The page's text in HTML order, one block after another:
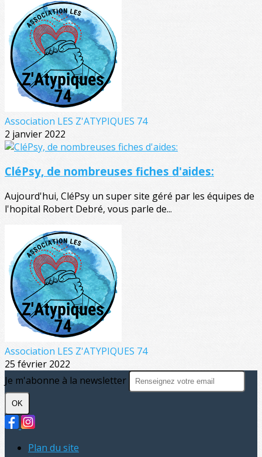
Association LES Z'ATYPIQUES 74
2 janvier 2022
CléPsy, de nombreuses fiches d'aides:
Aujourd'hui, CléPsy un super site géré par les équipes de
l'hopital Robert Debré, vous parle de...
Association LES Z'ATYPIQUES 74
25 février 2022
Je m'abonne à la newsletter
OK
Plan du site